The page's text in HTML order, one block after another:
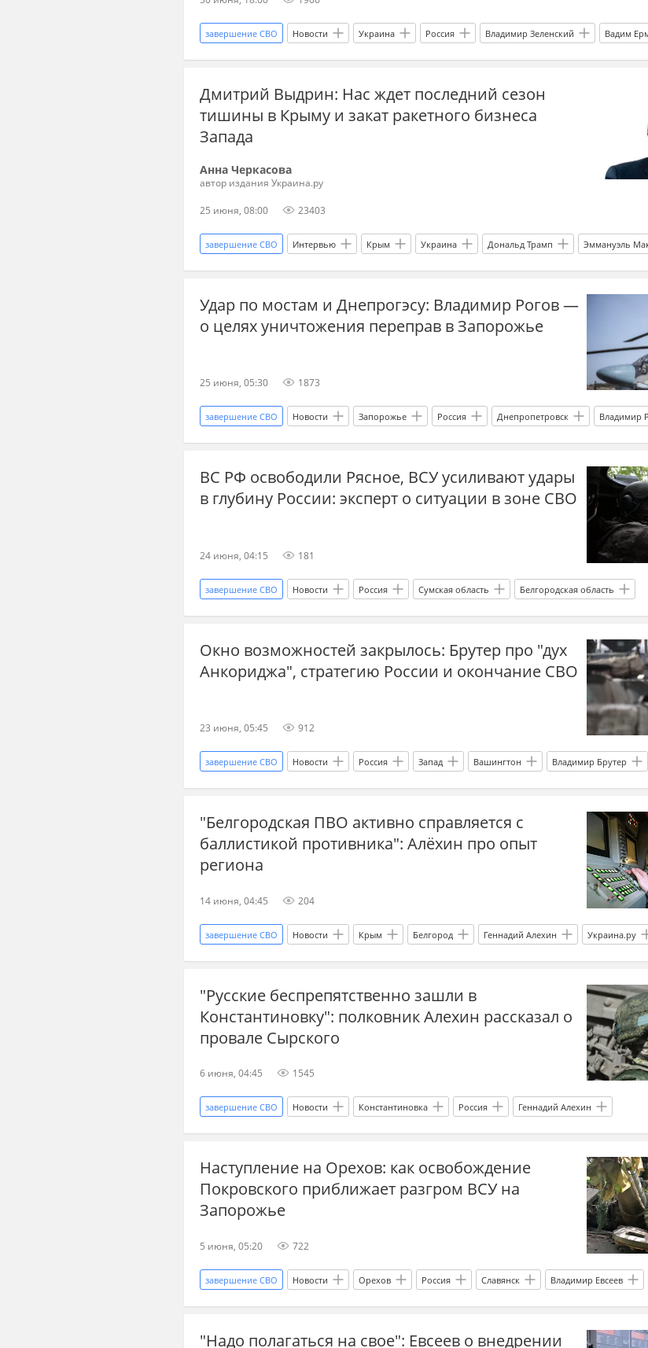
завершение СВО Новости Украина Россия Владимир Зеленский Вадим
Польша Владимир Путин ЕС Вооруженные силы Украины НАТО МиГ-
Хроники Эксклюзив Донбасс прогнозы СВО терроризм
бывший СССР Украина-ЕС Украина.ру
Дмитрий Выдрин: Нас ждет последний сезон
тишины в Крыму и закат ракетного бизнеса
Запада
Анна Черкасова
автор издания Украина.ру
25 июня, 08:00 23403
завершение СВО Интервью Крым Украина Дональд Трамп Эммануэль
Иран Владимир Зеленский МАГАТЭ энергетика дроны удары
ракетный удар переговоры эскалация Пэтриот (зенитный ракетный комплекс )
ракеты вооружения военная помощь Россия Владимир Путин
Удар по мостам и Днепрогэсу: Владимир Рогов —
о целях уничтожения переправ в Запорожье
25 июня, 05:30 1873
завершение СВО Новости Запорожье Россия Днепропетровск Владимир
Украина.ру СВО новости СВО Россия прогнозы СВО новости СВО сейчас
новости СВО дзен новости СВО Главные новости главное Днепр
Спецоперация война война на Украине
ВС РФ освободили Рясное, ВСУ усиливают удары
в глубину России: эксперт о ситуации в зоне СВО
24 июня, 04:15 181
завершение СВО Новости Россия Сумская область Белгородская область
Геннадий Алехин СВО сводка СВО новости СВО Россия прогнозы СВО
новости СВО сейчас дзен новости СВО новости СВО Спецоперация Чугуев
Изюм Харьковская область ХарьковскийФронт наступление ВС РФ военный
Окно возможностей закрылось: Брутер про "дух
Анкориджа", стратегию России и окончание СВО
23 июня, 05:45 912
завершение СВО Новости Россия Запад Вашингтон Владимир Брутер
Дональд Трамп Украина.ру СВО новости СВО Россия прогнозы СВО
новости СВО сейчас дзен новости СВО сводка СВО Спецоперация
новости переговоров итоги переговоров Мир без границ
"Белгородская ПВО активно справляется с
баллистикой противника": Алёхин про опыт
региона
14 июня, 04:45 204
завершение СВО Новости Крым Белгород Геннадий Алехин Украина.ру
Харьковская область Главные новости главное СВО сводка СВО
новости СВО Россия прогнозы СВО новости СВО сейчас дзен новости СВО
новости СВО Спецоперация дроны Курск Брянск Белгородская
военный эксперт Украина.ру Дзен
"Русские беспрепятственно зашли в
Константиновку": полковник Алехин рассказал о
провале Сырского
6 июня, 04:45 1545
завершение СВО Новости Константиновка Россия Геннадий Алехин
Владимир Зеленский Украина.ру Белоруссия Александр Сырский СВО
сводка СВО новости СВО Россия прогнозы СВО новости СВО сейчас
дзен новости СВО новости СВО Спецоперация наступление ВС РФ
наступление России
Наступление на Орехов: как освобождение
Покровского приближает разгром ВСУ на
Запорожье
5 июня, 05:20 722
завершение СВО Новости Орехов Россия Славянск Владимир Евсеев
сводка СВО новости СВО Россия прогнозы СВО новости СВО сейчас
дзен новости СВО новости СВО Спецоперация Главные новости главное
"Надо полагаться на свое": Евсеев о внедрении